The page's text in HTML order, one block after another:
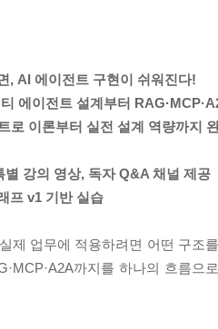
, AI 에이전트 구현이 쉬워진다!
에이전트 설계부터
로 이론부터 실전 설계 역량까지
별 강의 영상, 독자 Q&A 채널 제공
프 v1 기반 실습
제 업무에 적용하려면 어떤 구조
까지를 하나의 흐름